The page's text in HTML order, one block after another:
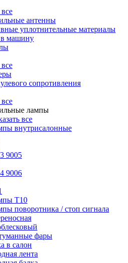
антенны
уплотнительные материалы
машину
сопротивления
лампы
все
внутрисалонные
9005
9006
Т10
поворотника / стоп сигнала
фары
в салон
лента